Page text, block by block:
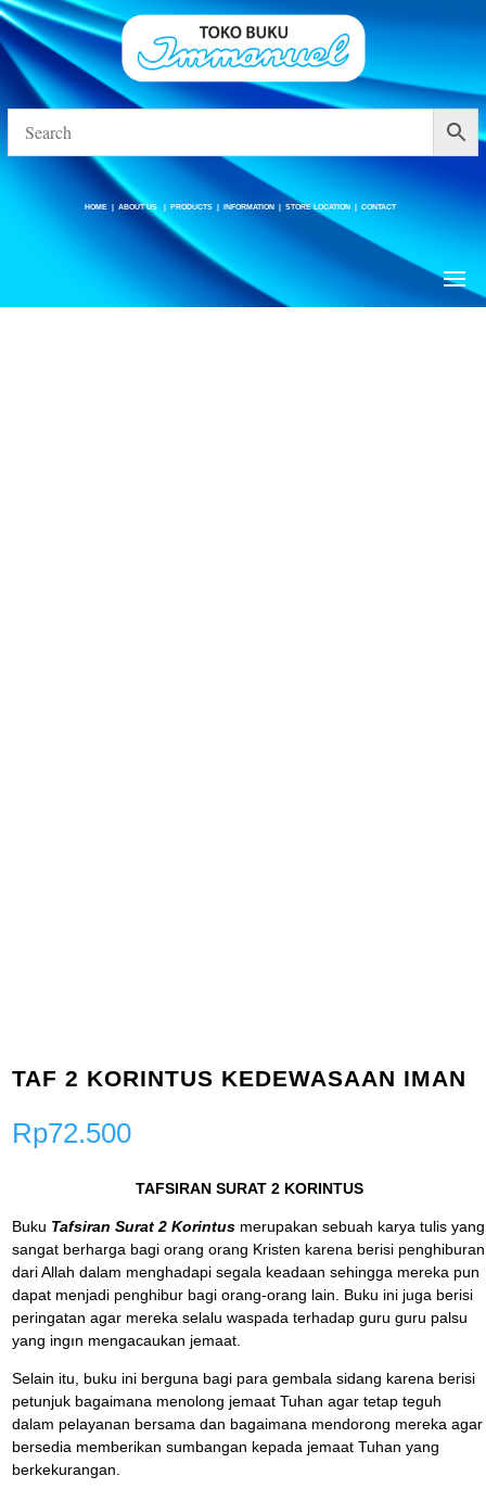
ABOUT US |STORE LOCATION
HOME |ABOUT US |PRODUCTS |INFORMATION |STORE LOCATION |CONTACT
TAF 2 KORINTUS KEDEWASAAN IMAN
Rp72.500
TAFSIRAN SURAT 2 KORINTUS
Buku Tafsiran Surat 2 Korintus merupakan sebuah karya tulis yang
sangat berharga bagi orang orang Kristen karena berisi penghiburan
dari Allah dalam menghadapi segala keadaan sehingga mereka pun
dapat menjadi penghibur bagi orang-orang lain. Buku ini juga berisi
peringatan agar mereka selalu waspada terhadap guru guru palsu
yang ingın mengacaukan jemaat.
Selain itu, buku ini berguna bagi para gembala sidang karena berisi
petunjuk bagaimana menolong jemaat Tuhan agar tetap teguh
dalam pelayanan bersama dan bagaimana mendorong mereka agar
bersedia memberikan sumbangan kepada jemaat Tuhan yang
berkekurangan.